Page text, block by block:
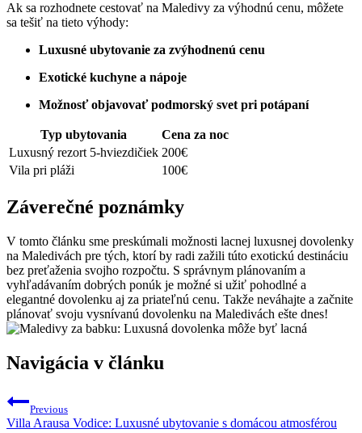
Ak sa rozhodnete cestovať na Maledivy za výhodnú cenu, môžete
sa tešiť na tieto výhody:
Luxusné ubytovanie za zvýhodnenú cenu
Exotické kuchyne a nápoje
Možnosť objavovať podmorský svet pri potápaní
Typ ubytovania
Cena za noc
Luxusný rezort 5-hviezdičiek 200€
Vila pri pláži
100€
Záverečné poznámky
V tomto článku sme preskúmali možnosti lacnej luxusnej dovolenky
na Maledivách pre tých, ktorí by radi zažili túto exotickú destináciu
bez preťaženia svojho rozpočtu. S správnym plánovaním a
vyhľadávaním dobrých ponúk je možné si užiť pohodlné a
elegantné dovolenku aj za priateľnú cenu. Takže neváhajte a začnite
plánovať svoju vysnívanú dovolenku na Maledivách ešte dnes!
Navigácia v článku
Previous
Villa Arausa Vodice: Luxusné ubytovanie s domácou atmosférou